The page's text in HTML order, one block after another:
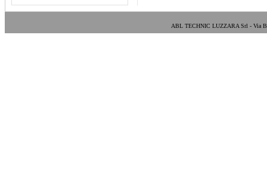
ABL TECHNIC LUZZARA Srl - Via